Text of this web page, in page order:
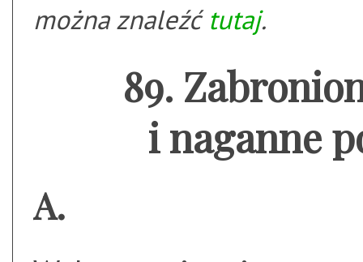
można znaleźćtutaj.
i naganne